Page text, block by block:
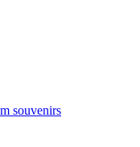
souvenirs